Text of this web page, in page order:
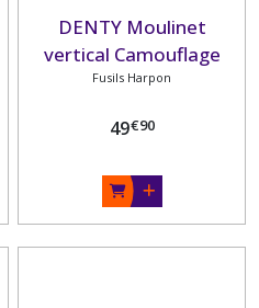
DENTY Moulinet
vertical Camouflage
Anaconda grand volume
Fusils Harpon
49€90